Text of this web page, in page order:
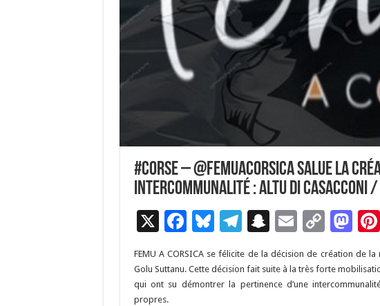
#corse – @FemuaCorsica salue la
intercommunalité : Altu di Casacconi
X F
e
b
Bl
u
es
ky
T
el
e
gr
S
n
a
p
E
m
ai
l
C
o
p
y
M
as
to
d
FEMU A CORSICA se félicite de la décision de création de
Golu Suttanu. Cette décision fait suite à la très forte
qui ont su démontrer la pertinence d’une
propres.